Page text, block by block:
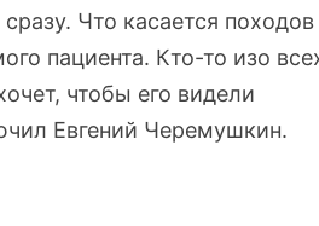
Что касается походов
пациента. Кто-то изо
чтобы его видели
Евгений Черемушкин.